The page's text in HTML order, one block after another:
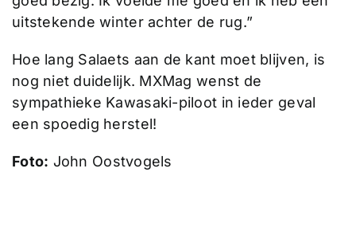
uitstekende winter achter de rug.”
Hoe lang Salaets aan de kant moet blijven, is
nog niet duidelijk. MXMag wenst de
sympathieke Kawasaki-piloot in ieder geval
een spoedig herstel!
Foto: John Oostvogels